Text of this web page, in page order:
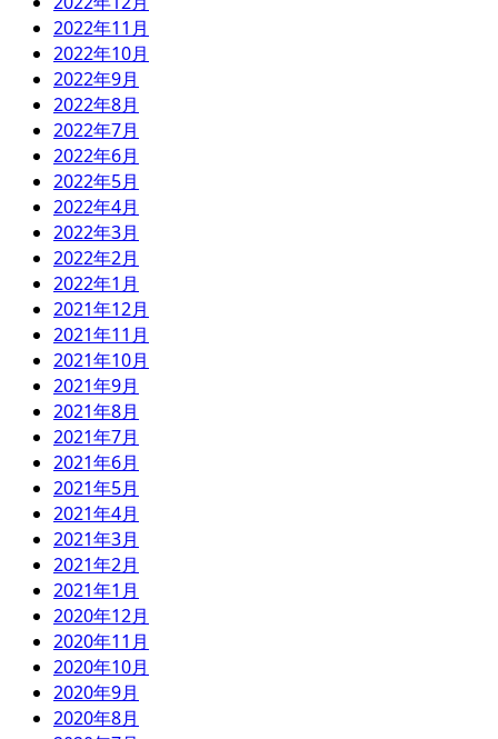
2022年11月
2022年10月
2022年9月
2022年8月
2022年7月
2022年6月
2022年5月
2022年4月
2022年3月
2022年2月
2022年1月
2021年12月
2021年11月
2021年10月
2021年9月
2021年8月
2021年7月
2021年6月
2021年5月
2021年4月
2021年3月
2021年2月
2021年1月
2020年12月
2020年11月
2020年10月
2020年9月
2020年8月